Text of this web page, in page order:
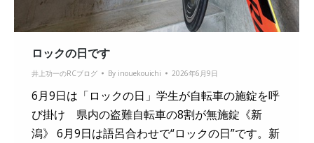
ロックの日です
井上功一のRCブログ By inouekouichi 2026年6月9日
6月9日は「ロックの日」学生が自転車の施錠を呼
び掛け 県内の盗難自転車の8割が無施錠《新
潟》 6月9日は語呂合わせで“ロックの日”です。新